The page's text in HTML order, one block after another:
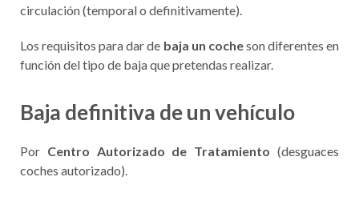
circulación (temporal o definitivamente).
Los requisitos para dar de baja un cocheson diferentes en
función del tipo de baja que pretendas realizar.
Baja definitiva de un vehículo
Por Centro Autorizado de Tratamiento (desguaces
coches autorizado).